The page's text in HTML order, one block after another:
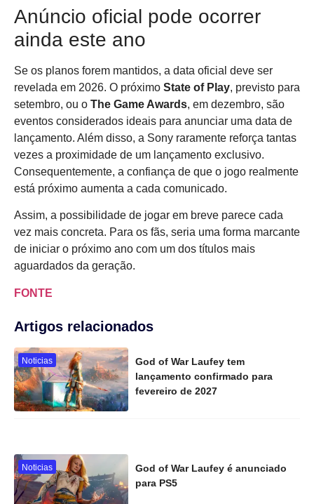
Anúncio oficial pode ocorrer
ainda este ano
Se os planos forem mantidos, a data oficial deve ser
revelada em 2026. O próximo State of Play, previsto para
setembro, ou o The Game Awards, em dezembro, são
eventos considerados ideais para anunciar uma data de
lançamento. Além disso, a Sony raramente reforça tantas
vezes a proximidade de um lançamento exclusivo.
Consequentemente, a confiança de que o jogo realmente
está próximo aumenta a cada comunicado.
Assim, a possibilidade de jogar em breve parece cada
vez mais concreta. Para os fãs, seria uma forma marcante
de iniciar o próximo ano com um dos títulos mais
aguardados da geração.
FONTE
Artigos relacionados
Noticias
God of War Laufey tem
lançamento confirmado para
fevereiro de 2027
Noticias
God of War Laufey é anunciado
para PS5